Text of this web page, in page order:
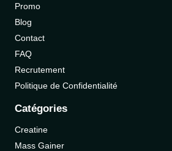
Promo
Blog
Contact
FAQ
Recrutement
Politique de Confidentialité
Catégories
Creatine
Mass Gainer